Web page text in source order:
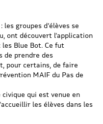
groupes d’élèves se
ont découvert l’application
Blue Bot. Ce fut
de prendre des
pour certains, de faire
MAIF du Pas de
qui est venue en
les élèves dans les